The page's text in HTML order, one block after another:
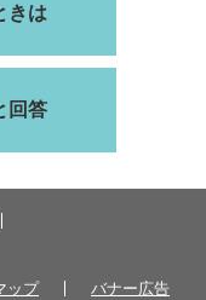
きは
回答
ップ バナー広告